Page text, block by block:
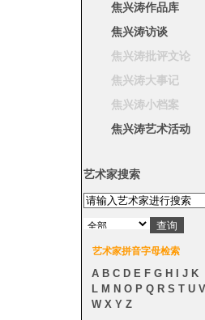
焦兴涛作品库
焦兴涛访谈
焦兴涛批评文论
焦兴涛大事记
焦兴涛小档案
焦兴涛艺术活动
艺术家搜索
艺术家拼音字母检索
A B C D E F G H J K
L M N O P Q R S T U V
W X Y Z